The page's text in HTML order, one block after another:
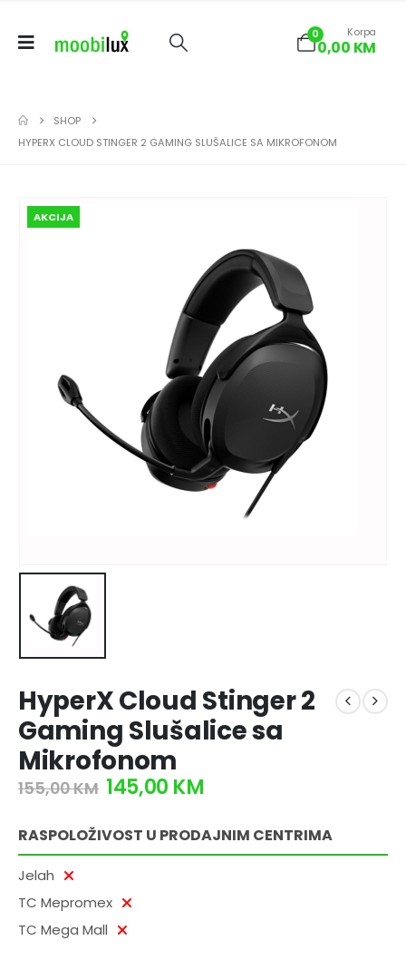
0 Korpa
0,00 KM
SHOP
HYPERX CLOUD STINGER 2 GAMING SLUŠALICE SA MIKROFONOM
AKCIJA
HyperX Cloud Stinger 2
Gaming Slušalice sa
Mikrofonom
155,00KM 145,00 KM
RASPOLOŽIVOST U PRODAJNIM CENTRIMA
Jelah
TC Mepromex
TC Mega Mall